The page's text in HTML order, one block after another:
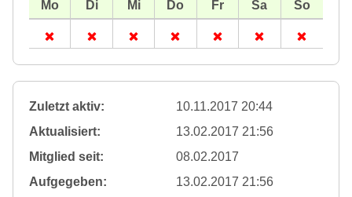
Zuletzt aktiv:
10.11.2017 20:44
Aktualisiert:
13.02.2017 21:56
Mitglied seit:
08.02.2017
Aufgegeben:
13.02.2017 21:56